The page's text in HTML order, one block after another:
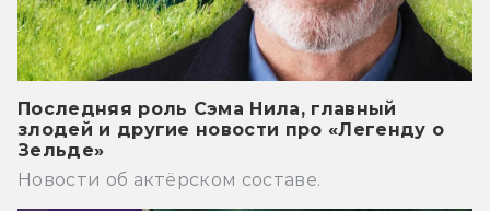
Последняя роль Сэма Нила, главный
злодей и другие новости про «Легенду о
Зельде»
Новости об актёрском составе.